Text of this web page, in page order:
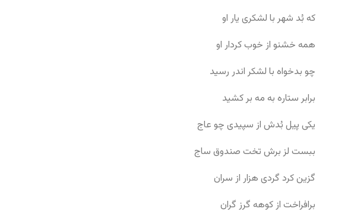
که بُد شهر با لشکری یار او
همه خشنو از خوب کردار او
چو بدخواه با لشکر اندر رسید
برابر ستاره به مه بر کشید
یکی پیل بُدش از سپیدی چو عاج
ببست لز برش تخت صندوق ساج
گزین کرد گردی هزار از سران
برافراخت از کوهه گرز گران